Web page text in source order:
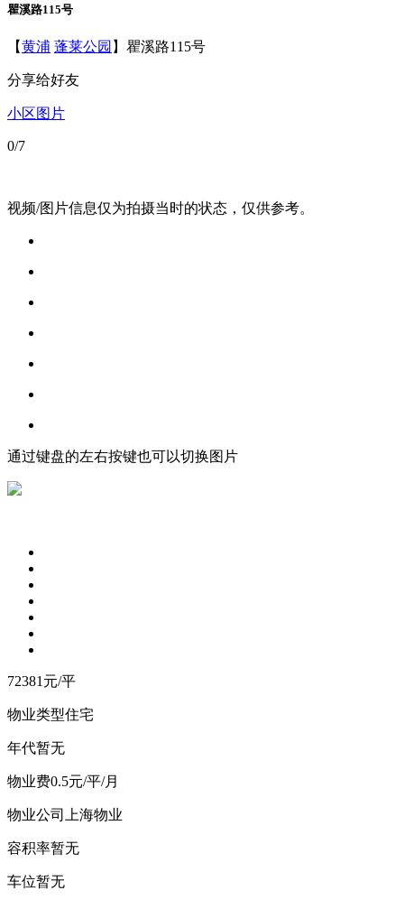
瞿溪路115号
【黄浦 蓬莱公园 】瞿溪路115号
分享给好友
小区图片
0/7
视频/图片信息仅为拍摄当时的状态，仅供参考。
通过键盘的左右按键也可以切换图片
72381 元/平
物业类型住宅
年代暂无
物业费0.5元/平/月
物业公司 上海物业
容积率暂无
车位暂无